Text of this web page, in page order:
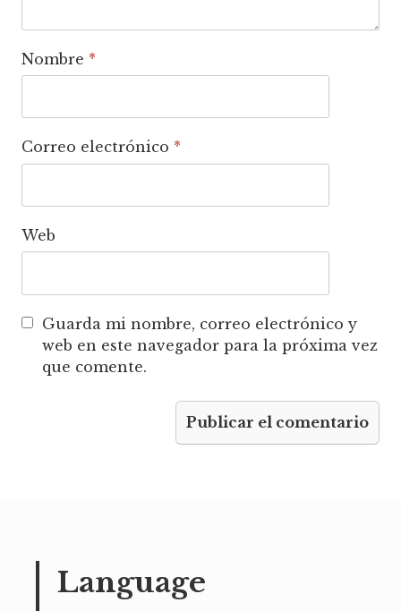
Nombre *
Correo electrónico *
Web
Guarda mi nombre, correo electrónico y
web en este navegador para la próxima vez
que comente.
Language